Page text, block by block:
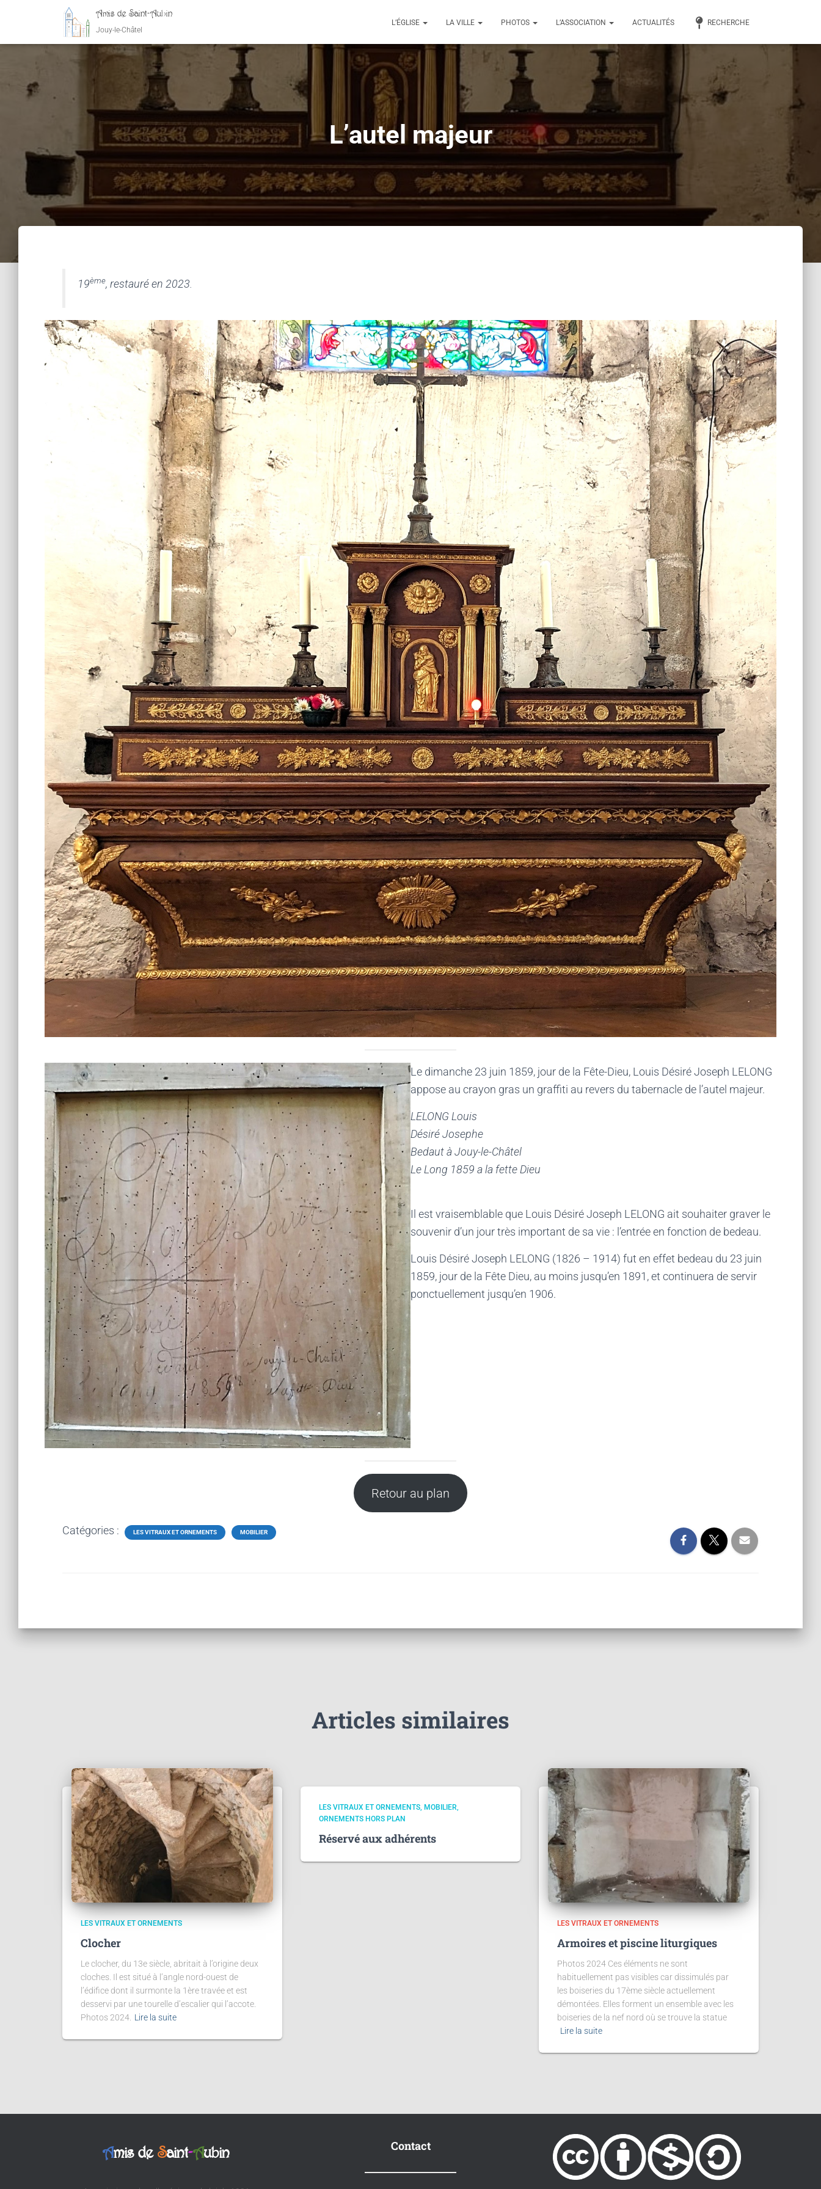
Amis de Saint-Aubin
Jouy-le-Châtel
L’ÉGLISE LA VILLE PHOTOS L’ASSOCIATION ACTUALITÉS RECHERCHE
L’autel majeur
19ème, restauré en 2023.
Le dimanche 23 juin 1859, jour de la Fête-Dieu, Louis Désiré Joseph LELONG
appose au crayon gras un graffiti au revers du tabernacle de l’autel majeur.
LELONG Louis
Désiré Josephe
Bedaut à Jouy-le-Châtel
Le Long 1859 a la fette Dieu
Il est vraisemblable que Louis Désiré Joseph LELONG ait souhaiter graver le
souvenir d’un jour très important de sa vie : l’entrée en fonction de bedeau.
Louis Désiré Joseph LELONG (1826 – 1914) fut en effet bedeau du 23 juin
1859, jour de la Fête Dieu, au moins jusqu’en 1891, et continuera de servir
ponctuellement jusqu’en 1906.
Retour au plan
Catégories : LES VITRAUX ET ORNEMENTS MOBILIER
Articles similaires
LES VITRAUX ET ORNEMENTS
Clocher
Le clocher, du 13e siècle, abritait à l’origine deux
cloches. Il est situé à l’angle nord-ouest de
l’édifice dont il surmonte la 1ère travée et est
desservi par une tourelle d’escalier qui l’accote.
Photos 2024. Lire la suite
LES VITRAUX ET ORNEMENTS MOBILIER
ORNEMENTS HORS PLAN
Réservé aux adhérents
LES VITRAUX ET ORNEMENTS
Armoires et piscine liturgiques
Photos 2024 Ces éléments ne sont
habituellement pas visibles car dissimulés par
les boiseries du 17ème siècle actuellement
démontées. Elles forment un ensemble avec les
boiseries de la nef nord où se trouve la statue
Lire la suite
Amis de Saint-Aubin Contact